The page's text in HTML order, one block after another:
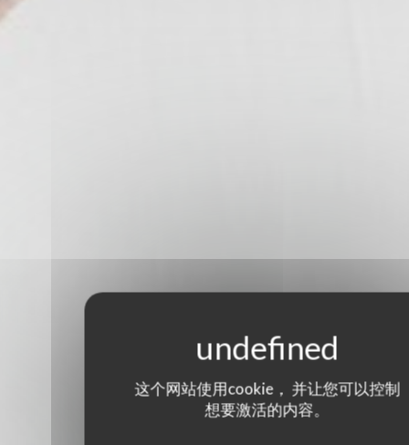
这个网站使用cookie， 并让您可以控制
想要激活的内容。